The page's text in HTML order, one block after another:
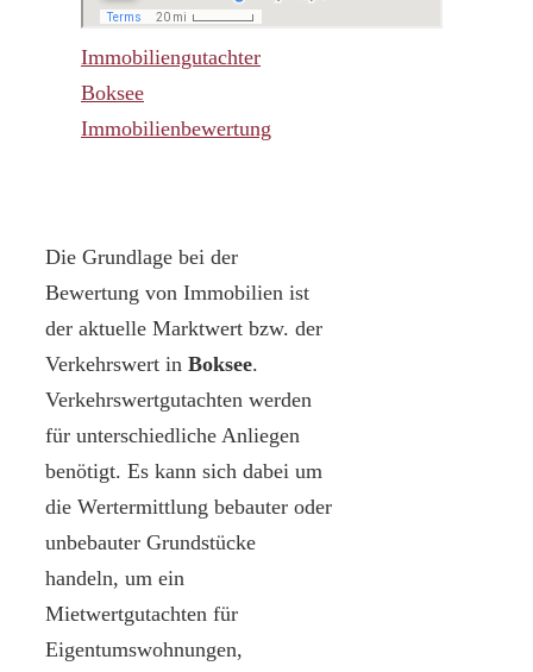
Immobiliengutachter
Boksee
Immobilienbewertung
Die Grundlage bei der
Bewertung von Immobilien ist
der aktuelle Marktwert bzw. der
Verkehrswert in Boksee.
Verkehrswertgutachten werden
für unterschiedliche Anliegen
benötigt. Es kann sich dabei um
die Wertermittlung bebauter oder
unbebauter Grundstücke
handeln, um ein
Mietwertgutachten für
Eigentumswohnungen,